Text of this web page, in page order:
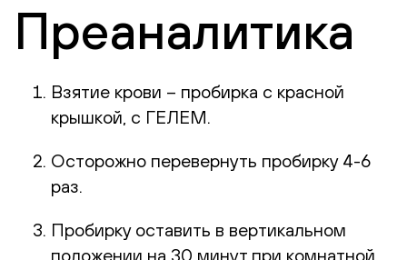
Преаналитика
Взятие крови – пробирка с красной
крышкой, с ГЕЛЕМ.
Осторожно перевернуть пробирку 4-6
раз.
Пробирку оставить в вертикальном
положении на 30 минут при комнатной